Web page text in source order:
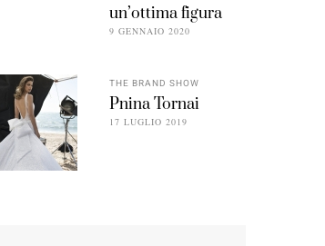
un’ottima figura
9 GENNAIO 2020
THE BRAND SHOW
Pnina Tornai
17 LUGLIO 2019